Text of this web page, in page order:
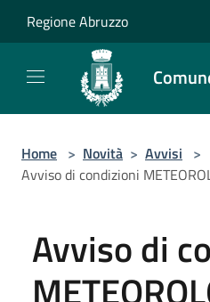
Regione Abruzzo
Home > Novità > Avvisi >
Avviso di condizioni
Avviso di